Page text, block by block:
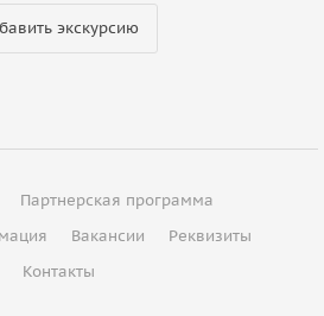
экскурсию
Партнерская программа
Вакансии
Реквизиты
Контакты